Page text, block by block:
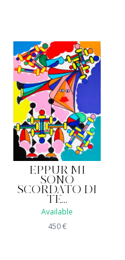
EPPUR MI
SONO
SCORDATO DI
TE...
Available
450€